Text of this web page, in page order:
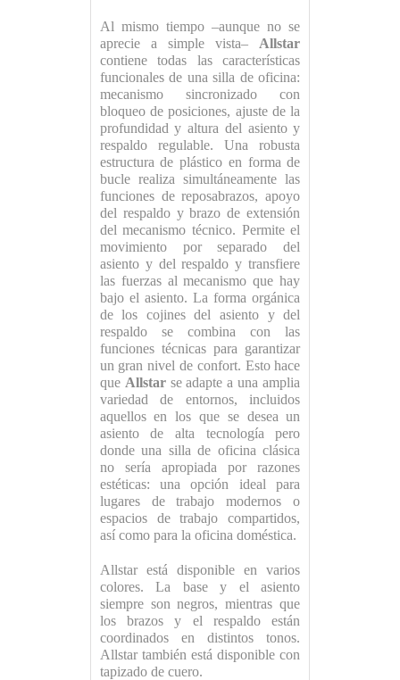
Al mismo tiempo –aunque no se
aprecie a simple vista– Allstar
contiene todas las características
funcionales de una silla de oficina:
mecanismo sincronizado con
bloqueo de posiciones, ajuste de la
profundidad y altura del asiento y
respaldo regulable. Una robusta
estructura de plástico en forma de
bucle realiza simultáneamente las
funciones de reposabrazos, apoyo
del respaldo y brazo de extensión
del mecanismo técnico. Permite el
movimiento por separado del
asiento y del respaldo y transfiere
las fuerzas al mecanismo que hay
bajo el asiento. La forma orgánica
de los cojines del asiento y del
respaldo se combina con las
funciones técnicas para garantizar
un gran nivel de confort. Esto hace
que Allstarse adapte a una amplia
variedad de entornos, incluidos
aquellos en los que se desea un
asiento de alta tecnología pero
donde una silla de oficina clásica
no sería apropiada por razones
estéticas: una opción ideal para
lugares de trabajo modernos o
espacios de trabajo compartidos,
así como para la oficina doméstica.
Allstar está disponible en varios
colores. La base y el asiento
siempre son negros, mientras que
los brazos y el respaldo están
coordinados en distintos tonos.
Allstar también está disponible con
tapizado de cuero.